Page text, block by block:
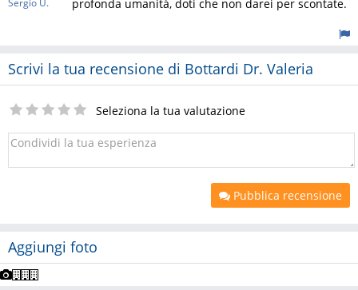
profonda umanità, doti che non darei per scontate.
Scrivi la tua recensione di Bottardi Dr. Valeria
Seleziona la tua valutazione
Pubblica recensione
Aggiungi foto